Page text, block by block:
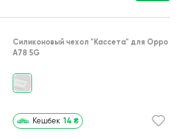
Силиконовый чехол "Кассета" для Oppo
A78 5G
Кешбек 14 ₴